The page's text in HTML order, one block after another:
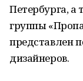
Петербурга, а
группы
представлен
дизайнеров.